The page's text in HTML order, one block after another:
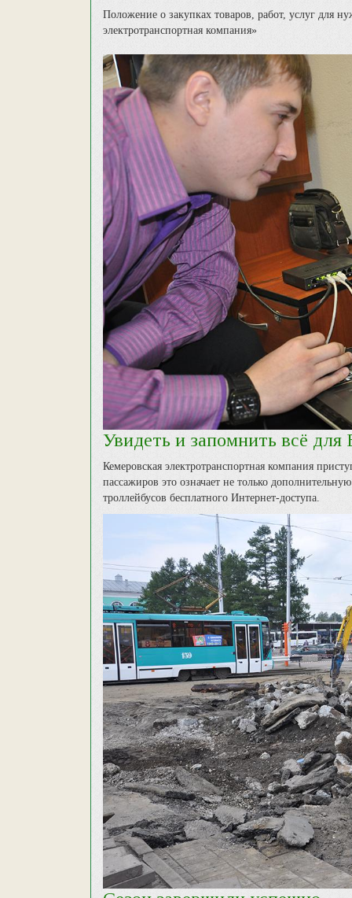
Положение о закупках товаров, работ, услуг для
электротранспортная компания»
Увидеть и запомнить всё для
Кемеровская электротранспортная компания
пассажиров это означает не только
троллейбусов бесплатного Интернет-доступа.